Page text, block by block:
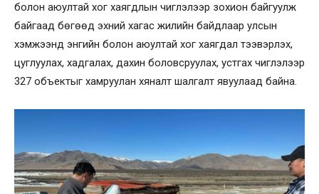
болон аюултай хог хаягдлын чиглэлээр зохион байгуулж
байгаад бөгөөд эхний хагас жилийн байдлаар улсын
хэмжээнд энгийн болон аюултай хог хаягдал тээвэрлэх,
цуглуулах, хадгалах, дахин боловсруулах, устгах чиглэлээр
327 объектыг хамруулан хяналт шалгалт явуулаад байна.